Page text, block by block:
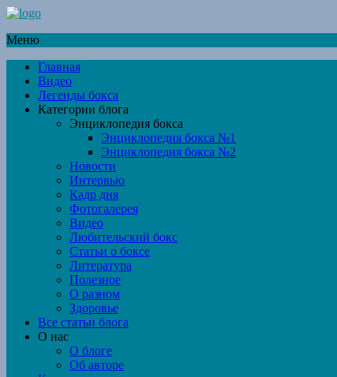
Меню
Главная
Видео
Легенды бокса
Категории блога
Энциклопедия бокса
Энциклопедия бокса №1
Энциклопедия бокса №2
Новости
Интервью
Кадр дня
Фотогалерея
Видео
Любительский бокс
Статьи о боксе
Литература
Полезное
О разном
Здоровье
Все статьи блога
О нас
О блоге
Об авторе